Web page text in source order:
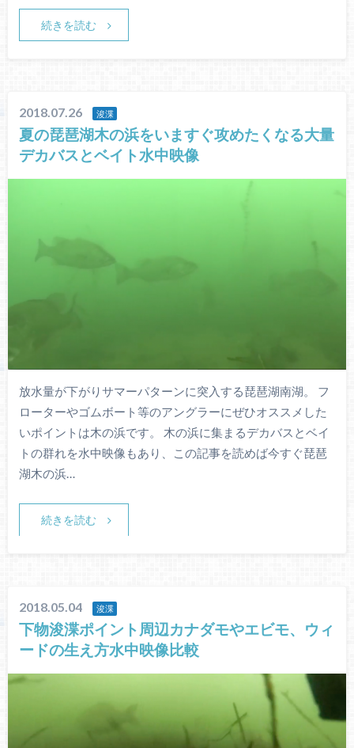
続きを読む
2018.07.26 浚渫
夏の琵琶湖木の浜をいますぐ攻めたくなる大量
デカバスとベイト水中映像
放水量が下がりサマーパターンに突入する琵琶湖南湖。 フ
ローターやゴムボート等のアングラーにぜひオススメした
いポイントは木の浜です。 木の浜に集まるデカバスとベイ
トの群れを水中映像もあり、この記事を読めば今すぐ琵琶
湖木の浜…
続きを読む
2018.05.04 浚渫
下物浚渫ポイント周辺カナダモやエビモ、ウィ
ードの生え方水中映像比較